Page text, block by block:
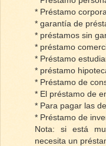
* Préstamo
* garantía de
* préstamos sin
* préstamo
* Préstamo
* préstamo
* Préstamo de
* El préstamo de
* Para pagar las
* Préstamo de
Nota: si está
necesita un